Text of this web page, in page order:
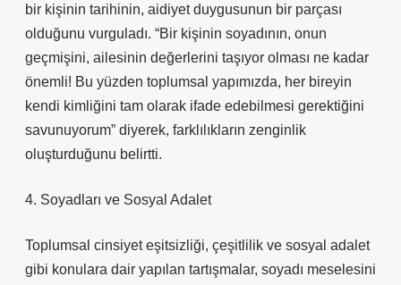
bir kişinin tarihinin, aidiyet duygusunun bir parçası
olduğunu vurguladı. “Bir kişinin soyadının, onun
geçmişini, ailesinin değerlerini taşıyor olması ne kadar
önemli! Bu yüzden toplumsal yapımızda, her bireyin
kendi kimliğini tam olarak ifade edebilmesi gerektiğini
savunuyorum” diyerek, farklılıkların zenginlik
oluşturduğunu belirtti.
4. Soyadları ve Sosyal Adalet
Toplumsal cinsiyet eşitsizliği, çeşitlilik ve sosyal adalet
gibi konulara dair yapılan tartışmalar, soyadı meselesini